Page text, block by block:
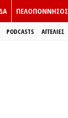
ΠΕΛΟΠΟΝΝΗΣΟΣ
PODCASTS ΑΓΓΕΛΙΕΣ